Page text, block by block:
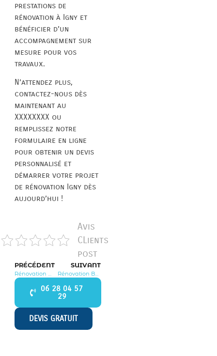
prestations de
rénovation à Igny et
bénéficier d’un
accompagnement sur
mesure pour vos
travaux.
N’attendez plus,
contactez-nous dès
maintenant au
XXXXXXXX ou
remplissez notre
formulaire en ligne
pour obtenir un devis
personnalisé et
démarrer votre projet
de rénovation Igny dès
aujourd’hui !
Avis
CLients
post
PRÉCÉDENT
Rénovation Morangis 91420
SUIVANT
Rénovation Bures sur Yvette 91440
06 28 04 57
29
DEVIS GRATUIT